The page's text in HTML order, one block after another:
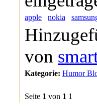
apple nokia
von
Kategorie: Humor
Seite 1 von 1 1